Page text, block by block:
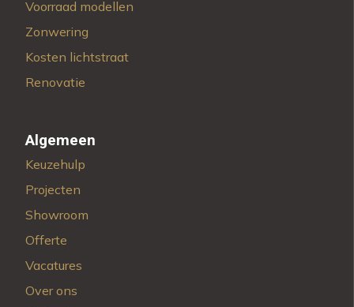
Voorraad modellen
Zonwering
Kosten lichtstraat
Renovatie
Algemeen
Keuzehulp
Projecten
Showroom
Offerte
Vacatures
Over ons